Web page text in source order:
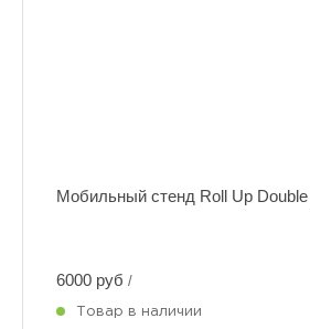
Мобильный стенд Roll Up
6000 руб /
Товар в наличии